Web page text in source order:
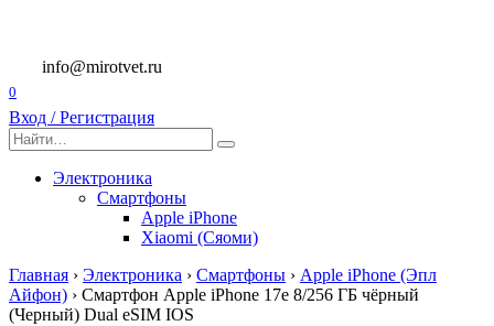
содержанию
info@mirotvet.ru
0
Вход / Регистрация
Search
for:
Электроника
Смартфоны
Apple iPhone
Xiaomi (Сяоми)
Главная › Электроника › Смартфоны › Apple iPhone (Эпл
Айфон) › Смартфон Apple iPhone 17e 8/256 ГБ чёрный
(Черный) Dual eSIM IOS